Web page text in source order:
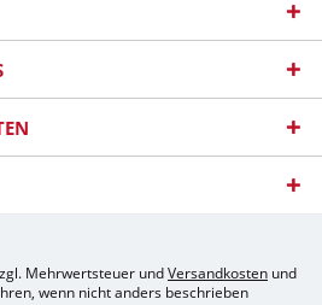
Mehrwertsteuer undVersandkosten und
wenn nicht anders beschrieben